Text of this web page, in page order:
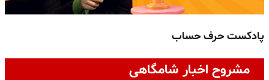
پادکست حرف حساب
مشروح اخبار شامگاهی